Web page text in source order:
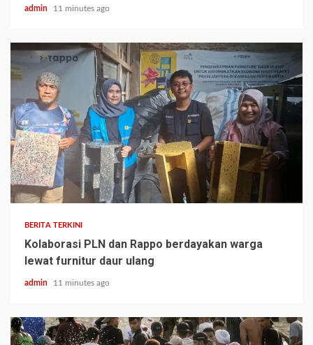
admin 11 minutes ago
BERITA TERKINI
Kolaborasi PLN dan Rappo berdayakan warga
lewat furnitur daur ulang
admin 11 minutes ago